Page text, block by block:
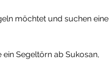
möchtet und suchen eine
ein Segeltörn ab Sukosan,